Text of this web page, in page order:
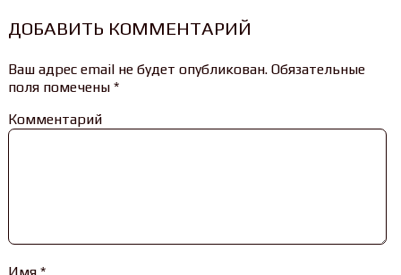
ДОБАВИТЬ КОММЕНТАРИЙ
Ваш адрес email не будет опубликован.Обязательные
поля помечены *
Комментарий